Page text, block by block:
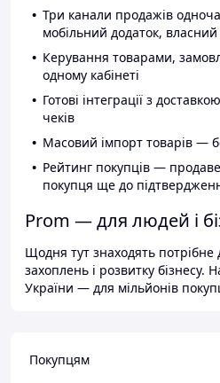
Три канали продажів
мобільний додаток, власний
Керування товарами,
одному кабінеті
Готові інтеграції з
чеків
Масовий імпорт товарів —
Рейтинг покупців —
покупця ще до
Prom — для людей і
Щодня тут знаходять потрібне
захоплень і розвитку
України — для мільйонів
Покупцям